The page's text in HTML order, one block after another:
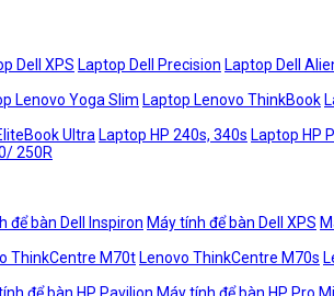
Dell XPS Laptop Dell Precision Laptop Dell
Lenovo Yoga Slim Laptop Lenovo ThinkBook
Ultra Laptop HP 240s, 340s Laptop HP
250R
để bàn Dell Inspiron Máy tính để bàn Dell XPS
ThinkCentre M70t Lenovo ThinkCentre M70s